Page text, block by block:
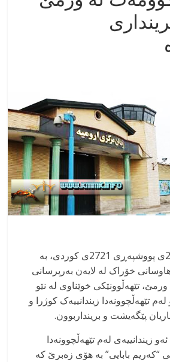
ڕۆژی چوارشەممە 23ی پووشپەڕی 2721ی کوردی، بە
خۆراک لە لایەن بەرپرسانی
تێهەڵوونێکی خوێناوی لە نێو
لەم تێهەڵچوونەدا زیندانییەک کوژرا و
زیندانییەی لەم تێهەڵچوونەدا
“کەریم بابایی” بە هۆی زەبرێ کە